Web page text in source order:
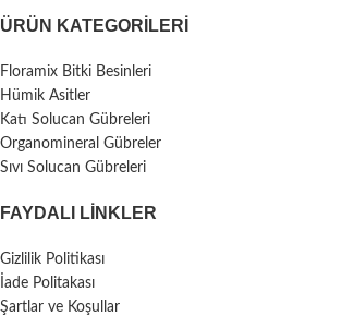
ÜRÜN KATEGORILERI
Floramix Bitki Besinleri
Hümik Asitler
Katı Solucan Gübreleri
Organomineral Gübreler
Sıvı Solucan Gübreleri
FAYDALI LİNKLER
Gizlilik Politikası
İade Politakası
Şartlar ve Koşullar